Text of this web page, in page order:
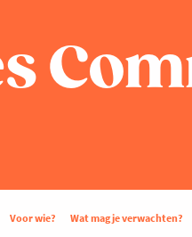
Voor wie? Wat mag je verwachten?